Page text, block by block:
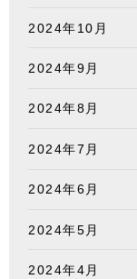
2024年10月
2024年9月
2024年8月
2024年7月
2024年6月
2024年5月
2024年4月